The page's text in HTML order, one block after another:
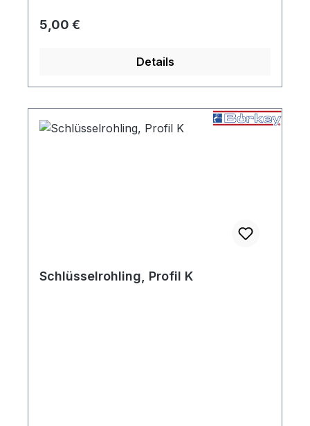
Regulärer Preis:
5,00 €
Details
Schlüsselrohling, Profil K